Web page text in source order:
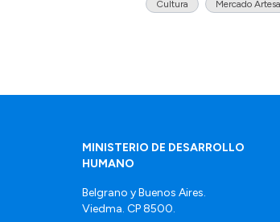
Cultura Mercado
MINISTERIO DE DESARROLLO
HUMANO
Belgrano y Buenos Aires.
Viedma. CP 8500.